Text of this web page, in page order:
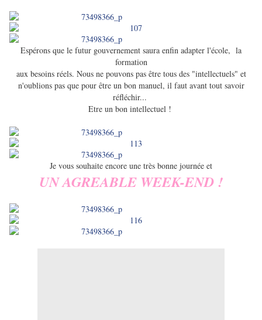
Espérons que le futur gouvernement saura enfin adapter l'école, la
formation
aux besoins réels. Nous ne pouvons pas être tous des "intellectuels" et
n'oublions pas que pour être un bon manuel, il faut avant tout savoir
réfléchir...
Etre un bon intellectuel !
Je vous souhaite encore une très bonne journée et
UN AGREABLE WEEK-END !